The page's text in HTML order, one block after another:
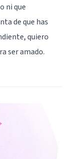
ni que
de que has
quiero
ser amado.